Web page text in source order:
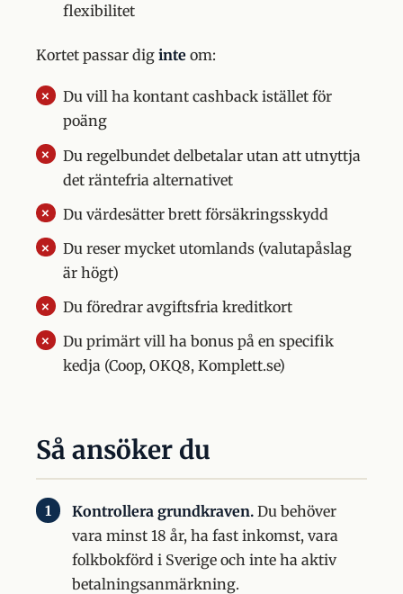
flexibilitet
Kortet passar dig inte om:
Du vill ha kontant cashback istället för
poäng
Du regelbundet delbetalar utan att utnyttja
det räntefria alternativet
Du värdesätter brett försäkringsskydd
Du reser mycket utomlands (valutapåslag
är högt)
Du föredrar avgiftsfria kreditkort
Du primärt vill ha bonus på en specifik
kedja (Coop, OKQ8, Komplett.se)
Så ansöker du
Kontrollera grundkraven. Du behöver
vara minst 18 år, ha fast inkomst, vara
folkbokförd i Sverige och inte ha aktiv
betalningsanmärkning.